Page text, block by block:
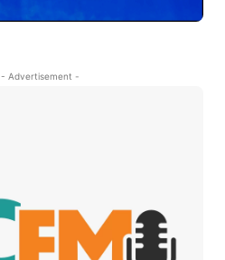
- Advertisement -